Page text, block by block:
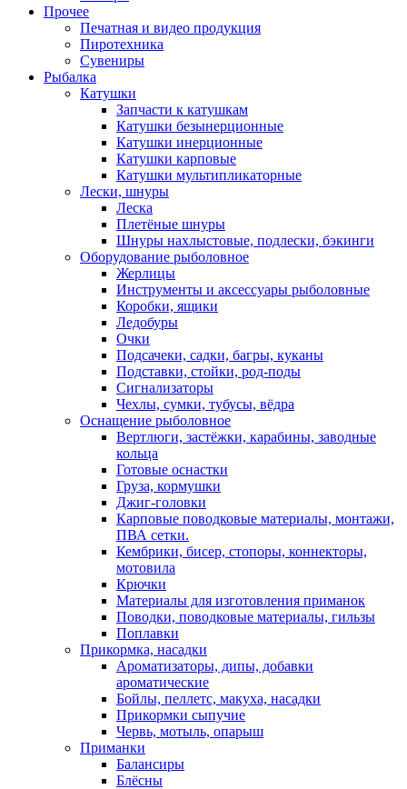
Прочее
Печатная и видео продукция
Пиротехника
Сувениры
Рыбалка
Катушки
Запчасти к катушкам
Катушки безынерционные
Катушки инерционные
Катушки карповые
Катушки мультипликаторные
Лески, шнуры
Леска
Плетёные шнуры
Шнуры нахлыстовые, подлески, бэкинги
Оборудование рыболовное
Жерлицы
Инструменты и аксессуары рыболовные
Коробки, ящики
Ледобуры
Очки
Подсачеки, садки, багры, куканы
Подставки, стойки, род-поды
Сигнализаторы
Чехлы, сумки, тубусы, вёдра
Оснащение рыболовное
Вертлюги, застёжки, карабины, заводные
кольца
Готовые оснастки
Груза, кормушки
Джиг-головки
Карповые поводковые материалы, монтажи,
ПВА сетки.
Кембрики, бисер, стопоры, коннекторы,
мотовила
Крючки
Материалы для изготовления приманок
Поводки, поводковые материалы, гильзы
Поплавки
Прикормка, насадки
Ароматизаторы, дипы, добавки
ароматические
Бойлы, пеллетс, макуха, насадки
Прикормки сыпучие
Червь, мотыль, опарыш
Приманки
Балансиры
Блёсны